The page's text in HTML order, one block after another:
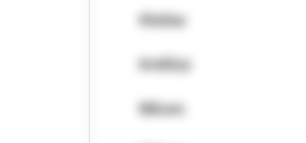
Kleitas
Krekliņi
Bikses